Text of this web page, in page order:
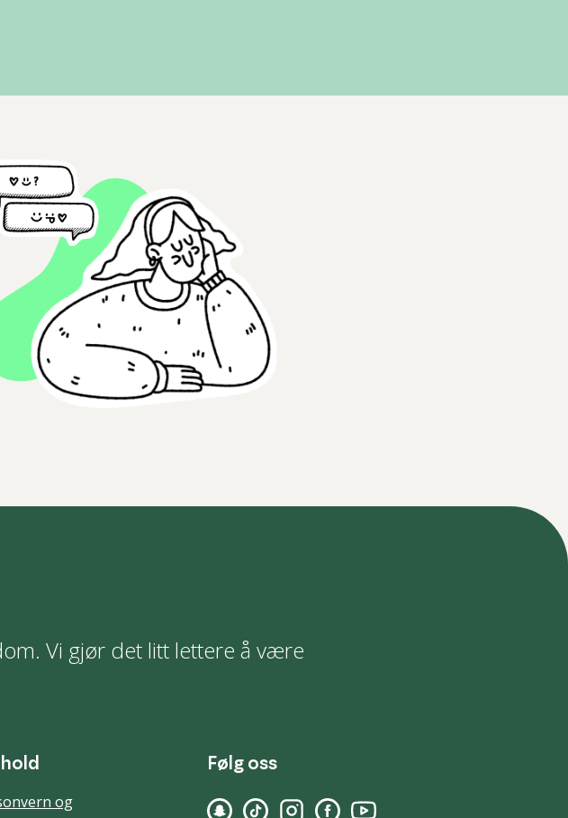
Vi gjør det litt lettere å være
og
Følg oss